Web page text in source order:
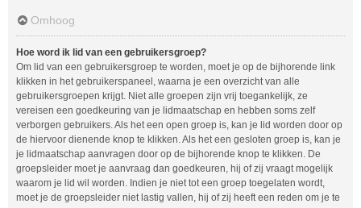
Omhoog
Hoe word ik lid van een gebruikersgroep?
Om lid van een gebruikersgroep te worden, moet je op de bijhorende link
klikken in het gebruikerspaneel, waarna je een overzicht van alle
gebruikersgroepen krijgt. Niet alle groepen zijn vrij toegankelijk, ze
vereisen een goedkeuring van je lidmaatschap en hebben soms zelf
verborgen gebruikers. Als het een open groep is, kan je lid worden door op
de hiervoor dienende knop te klikken. Als het een gesloten groep is, kan je
je lidmaatschap aanvragen door op de bijhorende knop te klikken. De
groepsleider moet je aanvraag dan goedkeuren, hij of zij vraagt mogelijk
waarom je lid wil worden. Indien je niet tot een groep toegelaten wordt,
moet je de groepsleider niet lastig vallen, hij of zij heeft een reden om je te